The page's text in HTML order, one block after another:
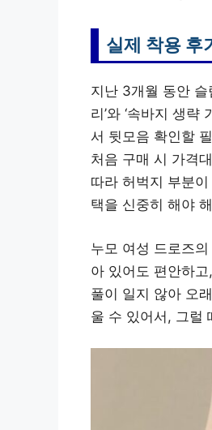
실제 착용 후
지난 3개월 동안 슬
리’와 ‘속바지 생
서 뒷모음 확인할
처음 구매 시 가격
따라 허벅지 부분
택을 신중히 해야
누모 여성 드로즈
아 있어도 편안하
풀이 일지 않아 오
울 수 있어서, 그럴